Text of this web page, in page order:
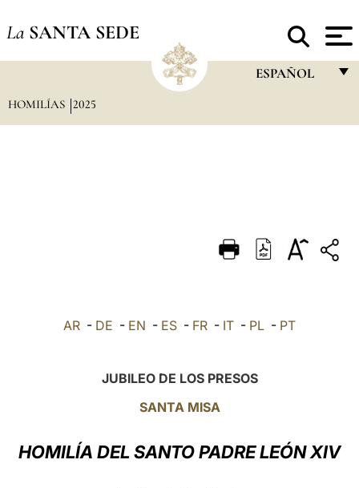
La SANTA SEDE
ESPAÑOL
DEUTSCH
العربيّة
LATINE
HOMILÍAS 2025
AR - DE - EN - ES - FR - IT - PL - PT
JUBILEO DE LOS PRESOS
SANTA MISA
HOMILÍA DEL SANTO PADRE LEÓN XIV